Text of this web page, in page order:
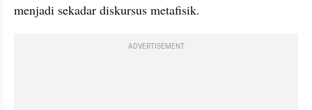
menjadi sekadar diskursus metafisik.
ADVERTISEMENT